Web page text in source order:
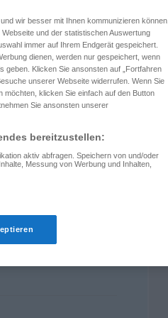
wir besser mit Ihnen kommunizieren können.
und der statistischen Auswertung
immer auf Ihrem Endgerät gespeichert.
dienen, werden nur gespeichert, wenn
geben. Klicken Sie ansonsten auf „Fortfahren
unserer Webseite widerrufen. Wenn Sie
möchten, klicken Sie einfach auf den Button
Sie ansonsten unserer
bereitzustellen:
aktiv abfragen. Speichern von und/oder
Messung von Werbung und Inhalten,